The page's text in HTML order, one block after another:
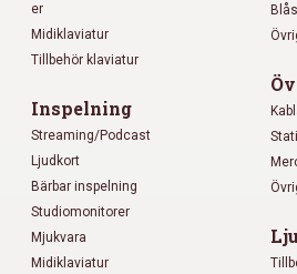
er
Midiklaviatur
Tillbehör klaviatur
Inspelning
Streaming/Podcast
Ljudkort
Bärbar inspelning
Studiomonitorer
Mjukvara
Midiklaviatur